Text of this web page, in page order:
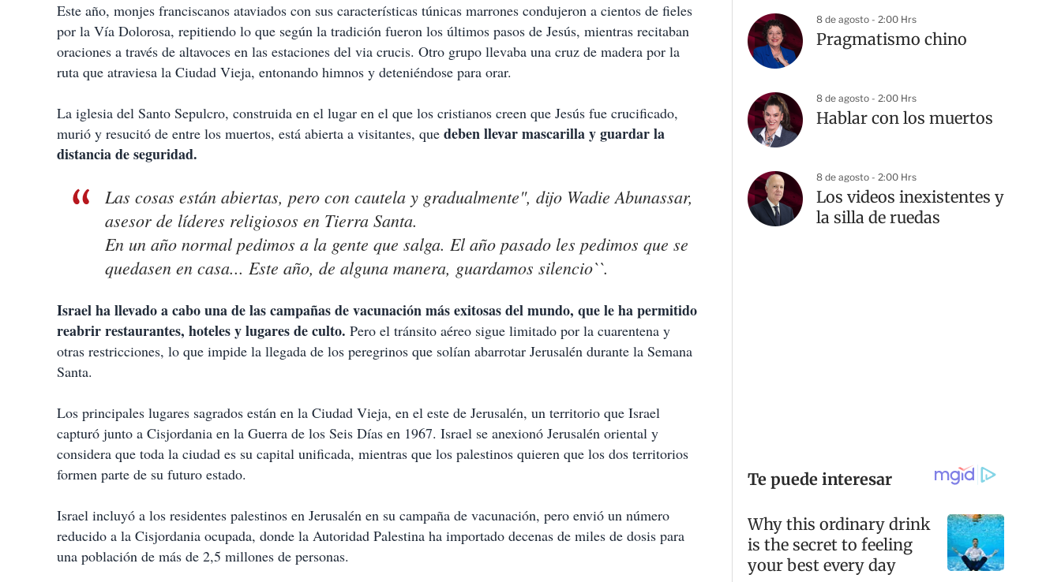
Este año, monjes franciscanos ataviados con sus características túnicas marrones condujeron a cientos de fieles
por la Vía Dolorosa, repitiendo lo que según la tradición fueron los últimos pasos de Jesús, mientras recitaban
oraciones a través de altavoces en las estaciones del via crucis. Otro grupo llevaba una cruz de madera por la
ruta que atraviesa la Ciudad Vieja, entonando himnos y deteniéndose para orar.
La iglesia del Santo Sepulcro, construida en el lugar en el que los cristianos creen que Jesús fue crucificado,
murió y resucitó de entre los muertos, está abierta a visitantes, que deben llevar mascarilla y guardar la
distancia de seguridad.
Las cosas están abiertas, pero con cautela y gradualmente", dijo Wadie Abunassar,
asesor de líderes religiosos en Tierra Santa.
En un año normal pedimos a la gente que salga. El año pasado les pedimos que se
quedasen en casa... Este año, de alguna manera, guardamos silencio``.
Israel ha llevado a cabo una de las campañas de vacunación más exitosas del mundo, que le ha permitido
reabrir restaurantes, hoteles y lugares de culto. Pero el tránsito aéreo sigue limitado por la cuarentena y
otras restricciones, lo que impide la llegada de los peregrinos que solían abarrotar Jerusalén durante la Semana
Santa.
Los principales lugares sagrados están en la Ciudad Vieja, en el este de Jerusalén, un territorio que Israel
capturó junto a Cisjordania en la Guerra de los Seis Días en 1967. Israel se anexionó Jerusalén oriental y
considera que toda la ciudad es su capital unificada, mientras que los palestinos quieren que los dos territorios
formen parte de su futuro estado.
Israel incluyó a los residentes palestinos en Jerusalén en su campaña de vacunación, pero envió un número
reducido a la Cisjordania ocupada, donde la Autoridad Palestina ha importado decenas de miles de dosis para
una población de más de 2,5 millones de personas.
8 de agosto - 2:00 Hrs
Pragmatismo chino
8 de agosto - 2:00 Hrs
Hablar con los muertos
8 de agosto - 2:00 Hrs
Los videos inexistentes y
la silla de ruedas